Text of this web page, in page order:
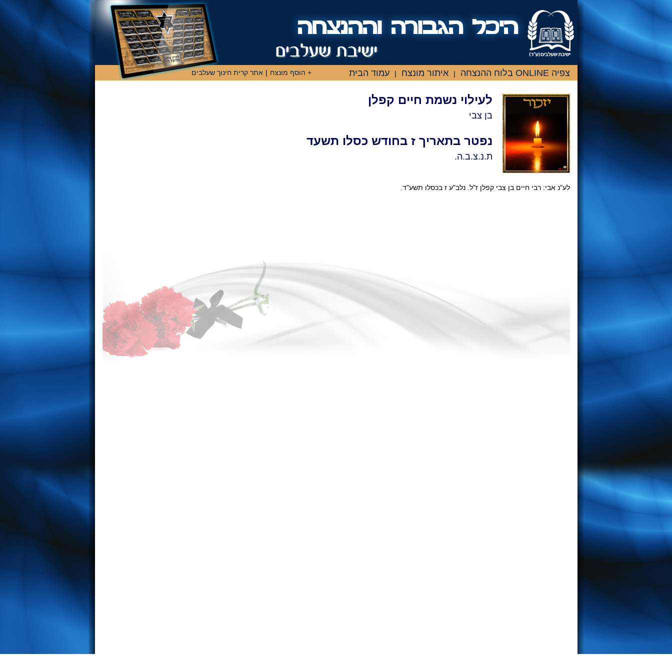
צפיה ONLINE בלוח ההנצחה | איתור מונצח | עמוד הבית + הוסף מונצח | אתר קרית חינוך שעלבים
לעילוי נשמת חיים קפלן
בן צבי
נפטר בתאריך ז בחודש כסלו תשעד
ת.נ.צ.ב.ה.
לע"נ אבי: רבי חיים בן צבי קפלן ז"ל. נלב"ע ז בכסלו תשע"ד.